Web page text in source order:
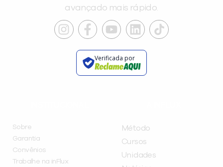
avançado mais rápido.
Verificada por
Sobre
Garantia
Convênios
Trabalhe na inFlux
Método
Cursos
Unidades